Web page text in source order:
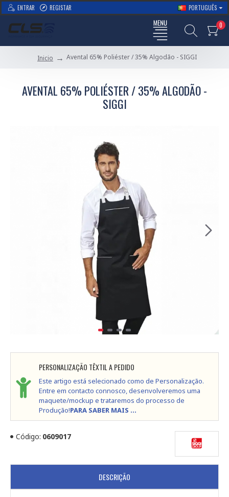
ENTRAR REGISTAR PORTUGUÊS
0
Inicio Avental 65% Poliéster / 35% Algodão - SIGGI
AVENTAL 65% POLIÉSTER / 35% ALGODÃO -
SIGGI
PERSONALIZAÇÃO TÊXTIL A PEDIDO
Este artigo está selecionado como de Personalização.
Entre em contacto connosco, desenvolveremos uma
maquete/mockup e trataremos do processo de
Produção!PARA SABER MAIS ...
Código: 0609017
DESCRIÇÃO